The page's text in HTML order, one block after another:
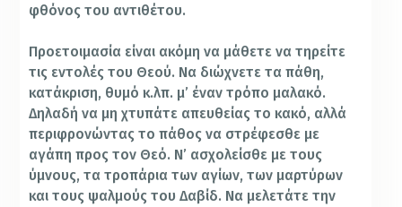
φθόνος του αντιθέτου.
Προετοιμασία είναι ακόμη να μάθετε να τηρείτε
τις εντολές του Θεού. Να διώχνετε τα πάθη,
κατάκριση, θυμό κ.λπ. μ’ έναν τρόπο μαλακό.
Δηλαδή να μη χτυπάτε απευθείας το κακό, αλλά
περιφρονώντας το πάθος να στρέφεσθε με
αγάπη προς τον Θεό. Ν’ ασχολείσθε με τους
ύμνους, τα τροπάρια των αγίων, των μαρτύρων
και τους ψαλμούς του Δαβίδ. Να μελετάτε την